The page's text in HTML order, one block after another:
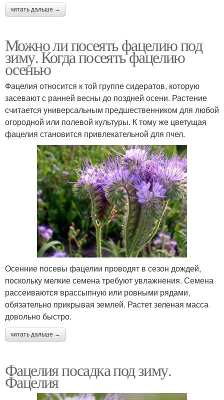
читать дальше →
Можно ли посеять фацелию под
зиму. Когда посеять фацелию
осенью
Фацелия относится к той группе сидератов, которую
засевают с ранней весны до поздней осени. Растение
считается универсальным предшественником для любой
огородной или полевой культуры. К тому же цветущая
фацелия становится привлекательной для пчел.
Осенние посевы фацелии проводят в сезон дождей,
поскольку мелкие семена требуют увлажнения. Семена
рассеиваются врассыпную или ровными рядами,
обязательно прикрывая землей. Растет зеленая масса
довольно быстро.
читать дальше →
Фацелия посадка под зиму.
Фацелия